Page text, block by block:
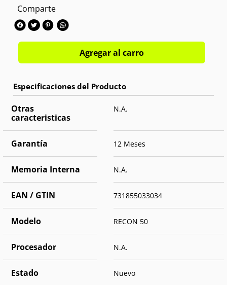
Comparte
Agregar al carro
Otras
caracteristicas
N.A.
Garantía 12 Meses
Memoria Interna N.A.
EAN / GTIN 731855033034
Modelo RECON 50
Procesador N.A.
Estado Nuevo